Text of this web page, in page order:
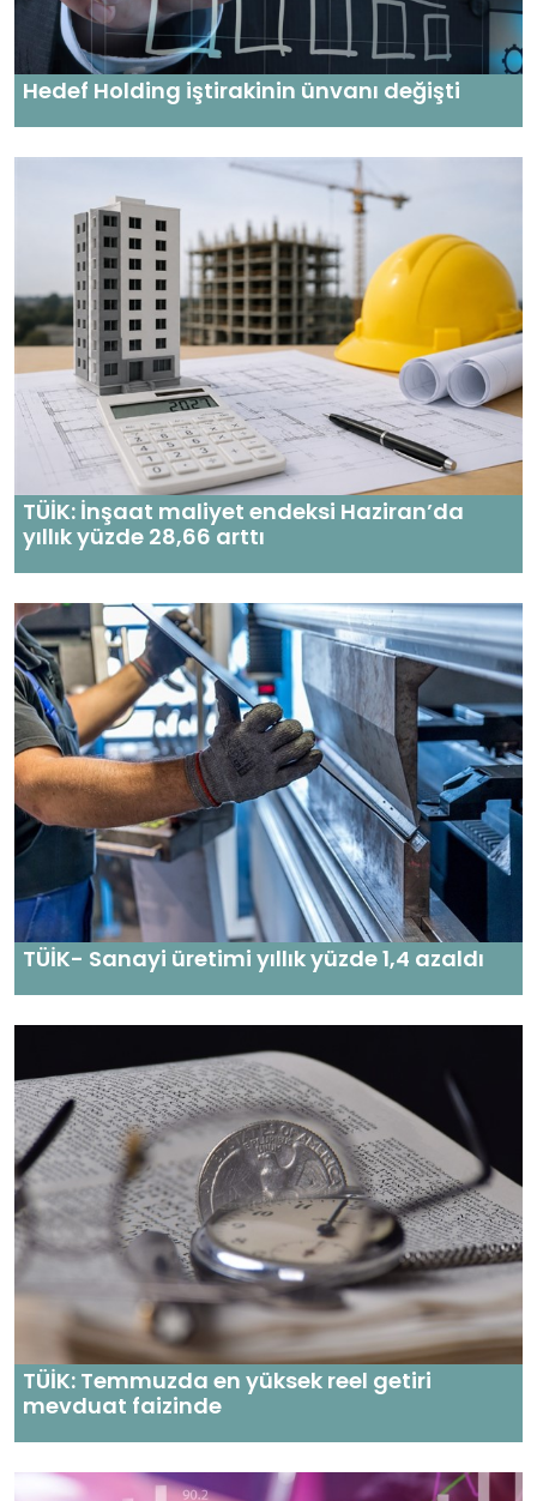
Hedef Holding iştirakinin ünvanı değişti
TÜİK: İnşaat maliyet endeksi Haziran’da
yıllık yüzde 28,66 arttı
TÜİK- Sanayi üretimi yıllık yüzde 1,4 azaldı
TÜİK: Temmuzda en yüksek reel getiri
mevduat faizinde